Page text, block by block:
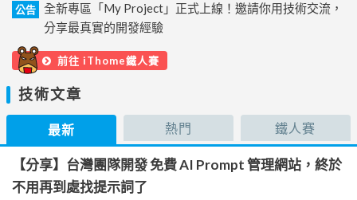
公告
全新專區「My Project」正式上線！邀請你用技術交流，
分享最真實的開發經驗
前往 iThome鐵人賽
技術文章
最新 熱門 鐵人賽
【分享】台灣團隊開發 免費 AI Prompt 管理網站，終於
不用再到處找提示詞了